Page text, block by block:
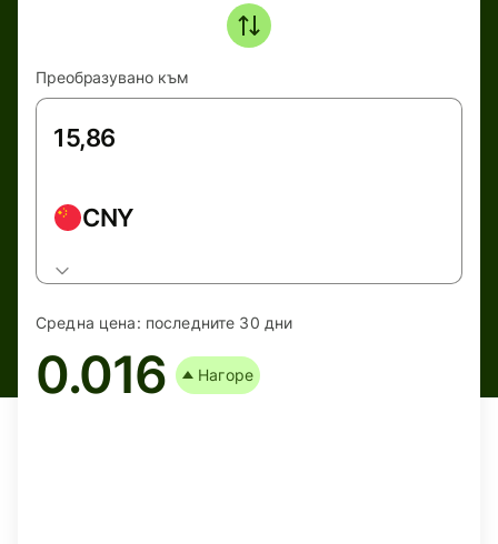
Преобразувано към
CNY
Средна цена: последните 30 дни
0.016 Нагоре